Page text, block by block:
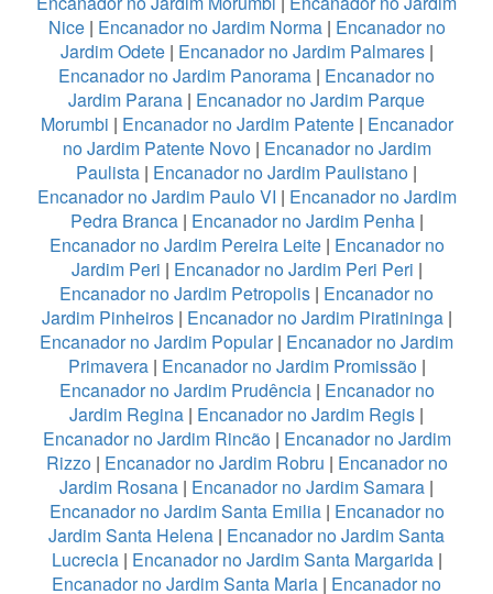
Nice| Encanador no Jardim Norma| Encanador no
Jardim Odete| Encanador no Jardim Palmares|
Encanador no Jardim Panorama | Encanador no
Jardim Parana | Encanador no Jardim Parque
Morumbi | Encanador no Jardim Patente| Encanador
no Jardim Patente Novo| Encanador no Jardim
Paulista | Encanador no Jardim Paulistano |
Encanador no Jardim Paulo VI | Encanador no Jardim
Pedra Branca| Encanador no Jardim Penha|
Encanador no Jardim Pereira Leite| Encanador no
Jardim Peri | Encanador no Jardim Peri Peri |
Encanador no Jardim Petropolis | Encanador no
Jardim Pinheiros| Encanador no Jardim Piratininga|
Encanador no Jardim Popular| Encanador no Jardim
Primavera| Encanador no Jardim Promissão|
Encanador no Jardim Prudência| Encanador no
Jardim Regina | Encanador no Jardim Regis |
Encanador no Jardim Rincão| Encanador no Jardim
Rizzo| Encanador no Jardim Robru | Encanador no
Jardim Rosana | Encanador no Jardim Samara |
Encanador no Jardim Santa Emilia| Encanador no
Jardim Santa Helena | Encanador no Jardim Santa
Lucrecia| Encanador no Jardim Santa Margarida|
Encanador no Jardim Santa Maria | Encanador no